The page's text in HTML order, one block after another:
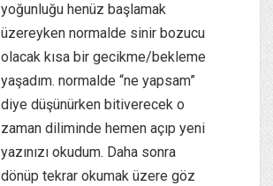
yoğunluğu henüz başlamak
üzereyken normalde sinir bozucu
olacak kısa bir gecikme/bekleme
yaşadım. normalde “ne yapsam”
diye düşünürken bitiverecek o
zaman diliminde hemen açıp yeni
yazınızı okudum. Daha sonra
dönüp tekrar okumak üzere göz